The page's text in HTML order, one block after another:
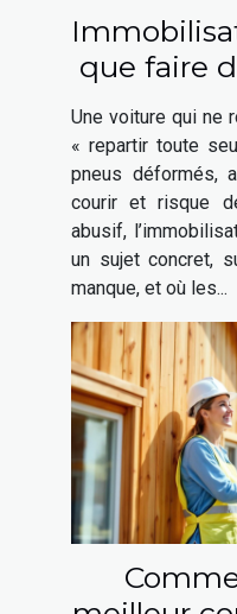
que faire
ne
Une voiture qui ne
« repartir toute
pneus déformés,
courir et risque
abusif,
un sujet concret,
manque, et où les...